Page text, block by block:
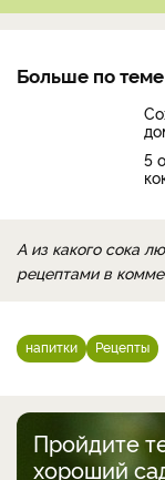
Больше по теме
5
А из какого сока
рецептами в
напитки Рецепты
Пройдите
хороший